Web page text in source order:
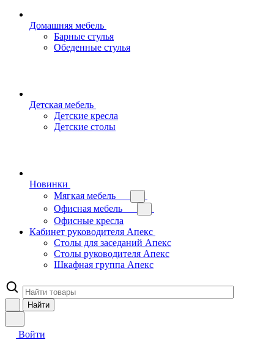
Домашняя мебель
Барные стулья
Обеденные стулья
Детская мебель
Детские кресла
Детские столы
Новинки
Мягкая мебель
Офисная мебель
Офисные кресла
Кабинет руководителя Апекс
Столы для заседаний Апекс
Столы руководителя Апекс
Шкафная группа Апекс
Найти
Войти